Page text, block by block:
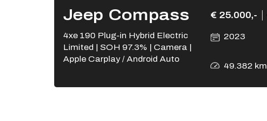
Jeep Compass
4xe 190 Plug-in Hybrid Electric
Limited | SOH 97.3% | Camera |
Apple Carplay / Android Auto
€ 25.000,-
2023
49.382 km